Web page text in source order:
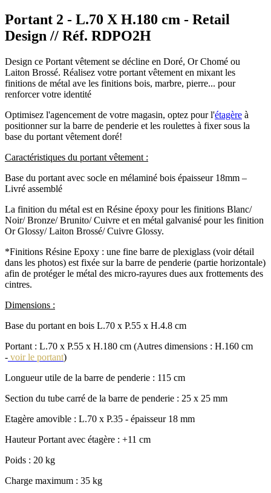
Portant 2 - L.70 X H.180 cm - Retail
Design // Réf. RDPO2H
Design ce Portant vêtement se décline en Doré, Or Chomé ou
Laiton Brossé. Réalisez votre portant vêtement en mixant les
finitions de métal ave les finitions bois, marbre, pierre... pour
renforcer votre identité
Optimisez l'agencement de votre magasin, optez pour l'étagère à
positionner sur la barre de penderie et les roulettes à fixer sous la
base du portant vêtement doré!
Caractéristiques du portant vêtement :
Base du portant avec socle en mélaminé bois épaisseur 18mm –
Livré assemblé
La finition du métal est en Résine époxy pour les finitions Blanc/
Noir/ Bronze/ Brunito/ Cuivre et en métal galvanisé pour les finition
Or Glossy/ Laiton Brossé/ Cuivre Glossy.
*Finitions Résine Epoxy : une fine barre de plexiglass (voir détail
dans les photos) est fixée sur la barre de penderie (partie horizontale)
afin de protéger le métal des micro-rayures dues aux frottements des
cintres.
Dimensions :
Base du portant en bois L.70 x P.55 x H.4.8 cm
Portant : L.70 x P.55 x H.180 cm (Autres dimensions : H.160 cm
- voir le portant)
Longueur utile de la barre de penderie : 115 cm
Section du tube carré de la barre de penderie : 25 x 25 mm
Etagère amovible : L.70 x P.35 - épaisseur 18 mm
Hauteur Portant avec étagère : +11 cm
Poids : 20 kg
Charge maximum : 35 kg